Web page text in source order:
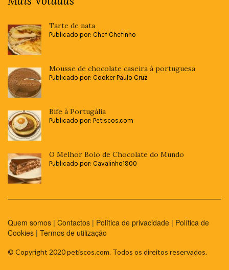
Tarte de nata
Publicado por: Chef Chefinho
Mousse de chocolate caseira à portuguesa
Publicado por: Cooker Paulo Cruz
Bife à Portugália
Publicado por: Petiscos.com
O Melhor Bolo de Chocolate do Mundo
Publicado por: Cavalinho1900
Quem somos | Contactos | Política de privacidade | Política de
Cookies | Termos de utilização
© Copyright 2020 petiscos.com. Todos os direitos reservados.